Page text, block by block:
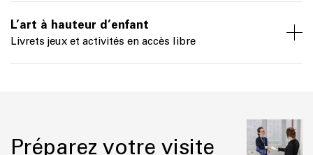
L’art à hauteur d’enfant
Livrets jeux et activités en accès libre
Préparez votre visite